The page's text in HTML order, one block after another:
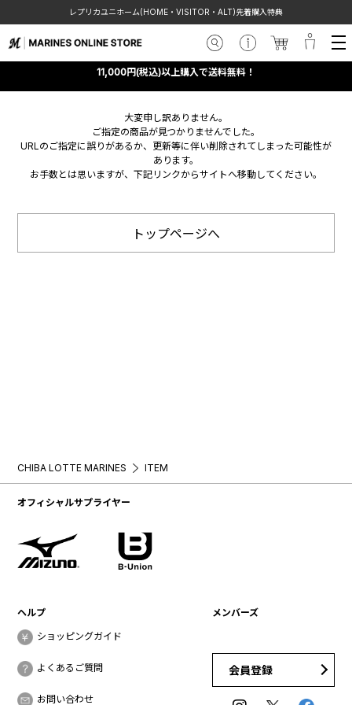
レプリカユニホーム(HOME・VISITOR・ALT)先着購入特典
11,000円(税込)以上購入で送料無料！
大変申し訳ありません。
ご指定の商品が見つかりませんでした。
URLのご指定に誤りがあるか、更新等に伴い削除されてしまった可能性が
あります。
お手数とは思いますが、下記リンクからサイトへ移動してください。
トップページへ
CHIBA LOTTE MARINES ITEM
オフィシャルサプライヤー
ヘルプ
ショッピングガイド
よくあるご質問
お問い合わせ
メンバーズ
会員登録